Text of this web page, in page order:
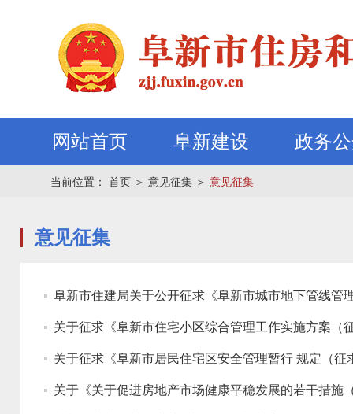
网站首页 阜新建设 政务
当前位置： 首页 ＞ 意见征集 ＞ 意见征集
意见征集
阜新市住建局关于公开征求《阜新市城市地下管线管
关于征求《阜新市住宅小区综合管理工作实施方案（
关于征求《阜新市居民住宅区安全管理暂行 规定（征
关于《关于促进房地产市场健康平稳发展的若干措施